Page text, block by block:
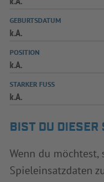
GEBURTSDATUM
k.A.
POSITION
k.A.
STARKER FUSS
k.A.
BIST DU DIESER
Wenn du
Spieleinsatzdaten